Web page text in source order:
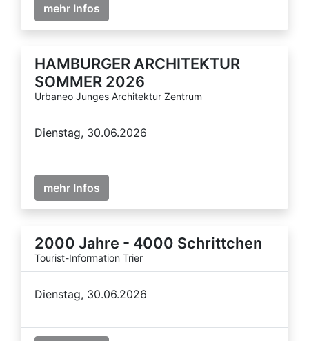
mehr Infos
HAMBURGER ARCHITEKTUR
SOMMER 2026
Urbaneo Junges Architektur Zentrum
Dienstag, 30.06.2026
mehr Infos
2000 Jahre - 4000 Schrittchen
Tourist-Information Trier
Dienstag, 30.06.2026